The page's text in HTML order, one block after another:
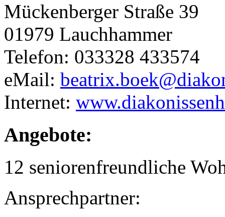
Mückenberger Straße 39
01979 Lauchhammer
Telefon: 033328 433574
eMail:
Internet:
Angebote:
12 seniorenfreundliche
Ansprechpartner: